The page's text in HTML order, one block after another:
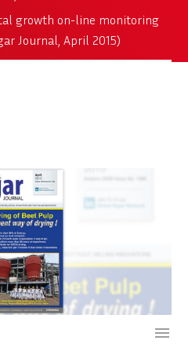
growth on-line monitoring
Journal, April 2015)
